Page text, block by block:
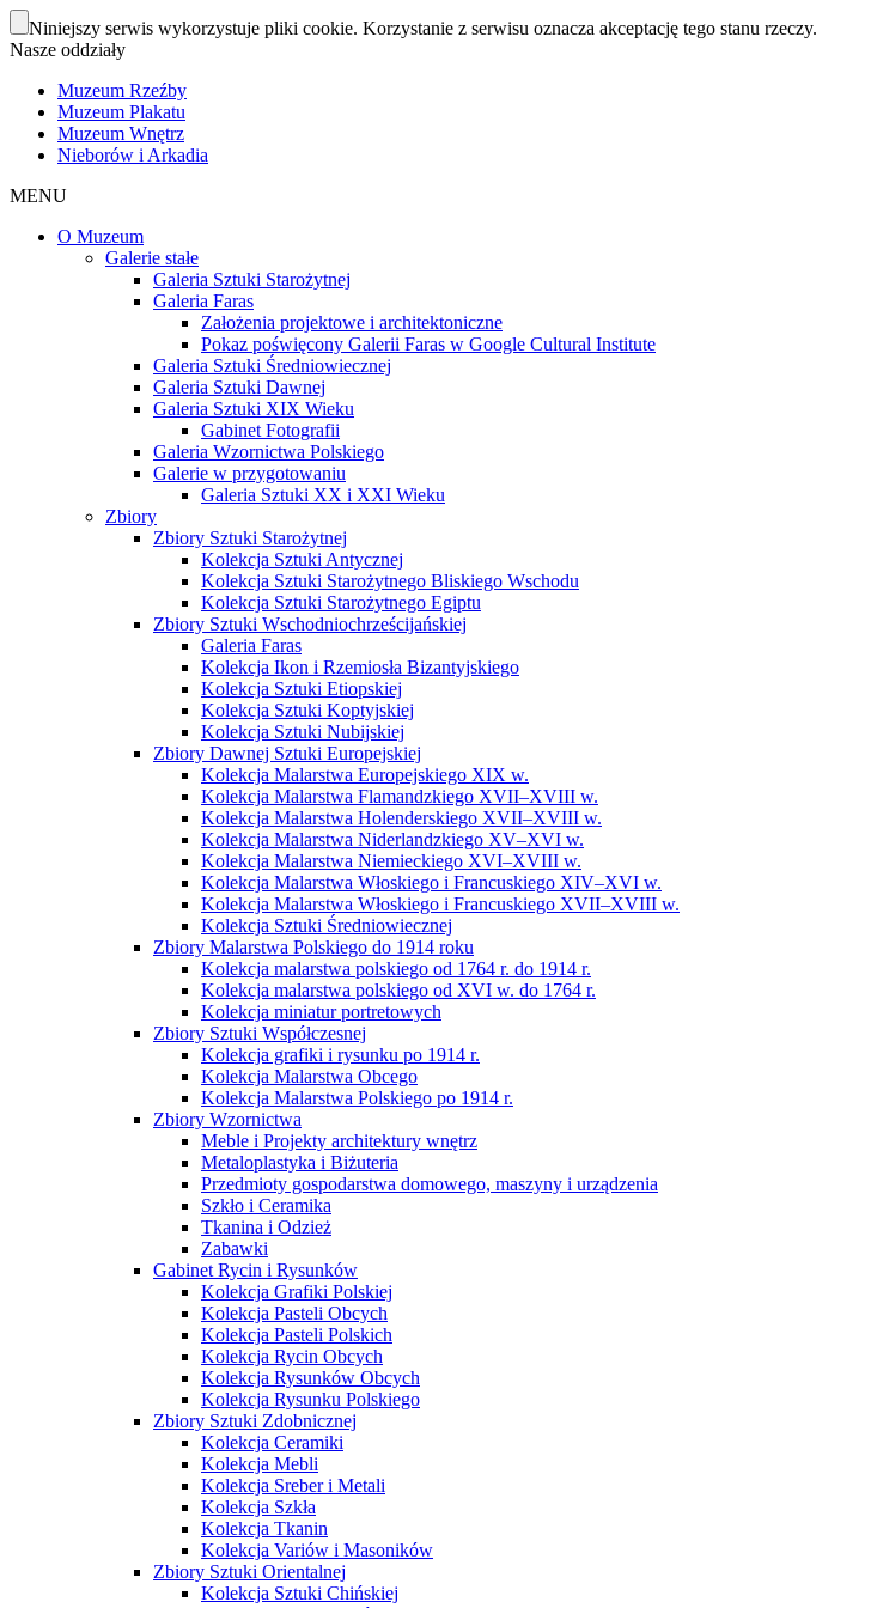
Niniejszy serwis wykorzystuje pliki cookie. Korzystanie z serwisu oznacza akceptację tego stanu rzeczy.
Nasze oddziały
Muzeum Rzeźby
Muzeum Plakatu
Muzeum Wnętrz
Nieborów i Arkadia
MENU
O Muzeum
Galerie stałe
Galeria Sztuki Starożytnej
Galeria Faras
Założenia projektowe i architektoniczne
Pokaz poświęcony Galerii Faras w Google Cultural Institute
Galeria Sztuki Średniowiecznej
Galeria Sztuki Dawnej
Galeria Sztuki XIX Wieku
Gabinet Fotografii
Galeria Wzornictwa Polskiego
Galerie w przygotowaniu
Galeria Sztuki XX i XXI Wieku
Zbiory
Zbiory Sztuki Starożytnej
Kolekcja Sztuki Antycznej
Kolekcja Sztuki Starożytnego Bliskiego Wschodu
Kolekcja Sztuki Starożytnego Egiptu
Zbiory Sztuki Wschodniochrześcijańskiej
Galeria Faras
Kolekcja Ikon i Rzemiosła Bizantyjskiego
Kolekcja Sztuki Etiopskiej
Kolekcja Sztuki Koptyjskiej
Kolekcja Sztuki Nubijskiej
Zbiory Dawnej Sztuki Europejskiej
Kolekcja Malarstwa Europejskiego XIX w.
Kolekcja Malarstwa Flamandzkiego XVII–XVIII w.
Kolekcja Malarstwa Holenderskiego XVII–XVIII w.
Kolekcja Malarstwa Niderlandzkiego XV–XVI w.
Kolekcja Malarstwa Niemieckiego XVI–XVIII w.
Kolekcja Malarstwa Włoskiego i Francuskiego XIV–XVI w.
Kolekcja Malarstwa Włoskiego i Francuskiego XVII–XVIII w.
Kolekcja Sztuki Średniowiecznej
Zbiory Malarstwa Polskiego do 1914 roku
Kolekcja malarstwa polskiego od 1764 r. do 1914 r.
Kolekcja malarstwa polskiego od XVI w. do 1764 r.
Kolekcja miniatur portretowych
Zbiory Sztuki Współczesnej
Kolekcja grafiki i rysunku po 1914 r.
Kolekcja Malarstwa Obcego
Kolekcja Malarstwa Polskiego po 1914 r.
Zbiory Wzornictwa
Meble i Projekty architektury wnętrz
Metaloplastyka i Biżuteria
Przedmioty gospodarstwa domowego, maszyny i urządzenia
Szkło i Ceramika
Tkanina i Odzież
Zabawki
Gabinet Rycin i Rysunków
Kolekcja Grafiki Polskiej
Kolekcja Pasteli Obcych
Kolekcja Pasteli Polskich
Kolekcja Rycin Obcych
Kolekcja Rysunków Obcych
Kolekcja Rysunku Polskiego
Zbiory Sztuki Zdobnicznej
Kolekcja Ceramiki
Kolekcja Mebli
Kolekcja Sreber i Metali
Kolekcja Szkła
Kolekcja Tkanin
Kolekcja Variów i Masoników
Zbiory Sztuki Orientalnej
Kolekcja Sztuki Chińskiej